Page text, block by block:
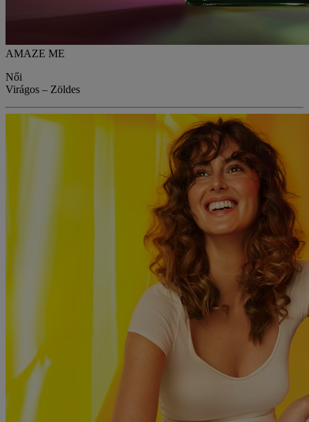
AMAZE ME
Női
Virágos – Zöldes